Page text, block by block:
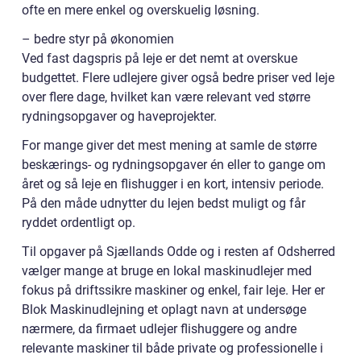
ofte en mere enkel og overskuelig løsning.
– bedre styr på økonomien
Ved fast dagspris på leje er det nemt at overskue
budgettet. Flere udlejere giver også bedre priser ved leje
over flere dage, hvilket kan være relevant ved større
rydningsopgaver og haveprojekter.
For mange giver det mest mening at samle de større
beskærings- og rydningsopgaver én eller to gange om
året og så leje en flishugger i en kort, intensiv periode.
På den måde udnytter du lejen bedst muligt og får
ryddet ordentligt op.
Til opgaver på Sjællands Odde og i resten af Odsherred
vælger mange at bruge en lokal maskinudlejer med
fokus på driftssikre maskiner og enkel, fair leje. Her er
Blok Maskinudlejning et oplagt navn at undersøge
nærmere, da firmaet udlejer flishuggere og andre
relevante maskiner til både private og professionelle i